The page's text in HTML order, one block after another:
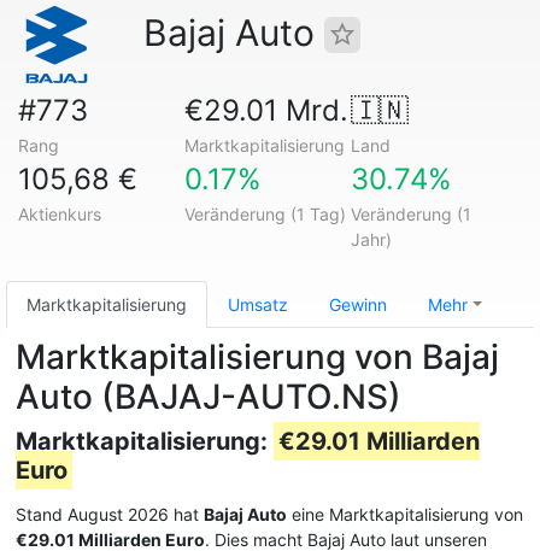
Bajaj Auto
#773
Rang
€29.01 Mrd.
Marktkapitalisierung
🇮🇳
Land
105,68 €
Aktienkurs
0.17%
Veränderung (1 Tag)
30.74%
Veränderung (1
Jahr)
Marktkapitalisierung Umsatz Gewinn Mehr
Marktkapitalisierung von Bajaj
Auto (BAJAJ-AUTO.NS)
Marktkapitalisierung: €29.01 Milliarden
Euro
Stand August 2026 hat Bajaj Auto eine Marktkapitalisierung von
€29.01 Milliarden Euro. Dies macht Bajaj Auto laut unseren